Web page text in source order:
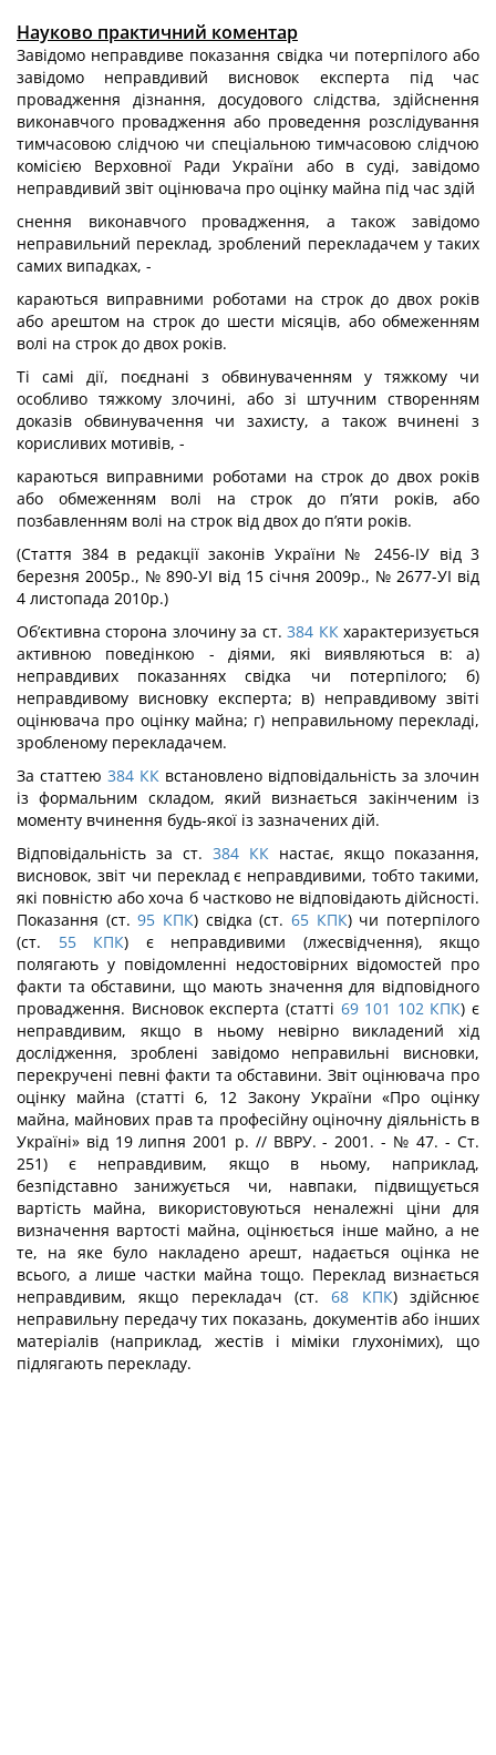
Науково практичний коментар
Завідомо неправдиве показання свідка чи потерпілого або
завідомо неправ­дивий висновок експерта під час
провадження дізнання, досудового слідства, здійснення
виконавчого провадження або проведення розслідування
тимчасовою слідчою чи спеціальною тимчасовою слідчою
комісією Верховної Ради України або в суді, завідомо
неправдивий звіт оцінювача про оцінку майна під час здій­
снення виконавчого провадження, а також завідомо
неправильний переклад, зроблений перекладачем у таких
самих випадках, -
караються виправними роботами на строк до двох років
або арештом на строк до шести місяців, або обмеженням
волі на строк до двох років.
Ті самі дії, поєднані з обвинуваченням у тяжкому чи
особливо тяжкому злочині, або зі штучним створенням
доказів обвинувачення чи захисту, а також вчинені з
корисливих мотивів, -
караються виправними роботами на строк до двох років
або обмеженням волі на строк до п’яти років, або
позбавленням волі на строк від двох до п’яти років.
(Стаття 384 в редакції законів України № 2456-ІУ від 3
березня 2005р., № 890-УІ від 15 січня 2009р., № 2677-УІ від
4 листопада 2010р.)
Об’єктивна сторона злочину за ст. 384 ККхарактеризується
активною пове­дінкою - діями, які виявляються в: а)
неправдивих показаннях свідка чи потерпілого; б)
неправдивому висновку експерта; в) неправдивому звіті
оцінювача про оцінку майна; г) неправильному перекладі,
зробленому перекладачем.
За статтею 384 КК встановлено відповідальність за злочин
із формальним складом, який визнається закінченим із
моменту вчинення будь-якої із зазначених дій.
Відповідальність за ст. 384 КК настає, якщо показання,
висновок, звіт чи пере­клад є неправдивими, тобто такими,
які повністю або хоча б частково не відповідають дійсності.
Показання (ст. 95 КПК) свідка (ст. 65 КПК) чи потерпілого
(ст. 55 КПК) є неправдивими (лжесвідчення), якщо
полягають у повідомленні недостовірних відо­мостей про
факти та обставини, що мають значення для відповідного
провадження. Висновок експерта (статті 69 101 102 КПК) є
неправдивим, якщо в ньому невірно викладений хід
дослідження, зроблені завідомо неправильні висновки,
перекручені певні факти та обставини. Звіт оцінювача про
оцінку майна (статті 6, 12 Закону України «Про оцінку
майна, майнових прав та професійну оціночну діяльність в
Укра­їні» від 19 липня 2001 р. // ВВРУ. - 2001. - № 47. - Ст.
251) є неправдивим, якщо в ньому, наприклад,
безпідставно занижується чи, навпаки, підвищується
вартість майна, використовуються неналежні ціни для
визначення вартості майна, оцінюється інше майно, а не
те, на яке було накладено арешт, надається оцінка не
всього, а лише частки майна тощо. Переклад визнається
неправдивим, якщо перекладач (ст. 68 КПК) здійснює
неправильну передачу тих показань, документів або інших
матеріалів (на­приклад, жестів і міміки глухонімих), що
підлягають перекладу.